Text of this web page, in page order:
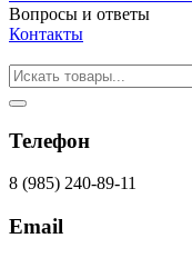
Вопросы и ответы
Контакты
Телефон
8 (985) 240-89-11
Email